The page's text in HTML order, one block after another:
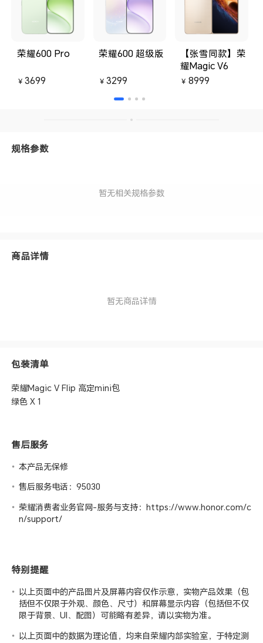
荣耀600 Pro
￥ 3699
荣耀600 超级版
￥ 3299
【张雪同款】荣
耀Magic V6
￥ 8999
规格参数
暂无相关规格参数
商品详情
暂无商品详情
包装清单
荣耀Magic V Flip 高定mini包
绿色 X 1
售后服务
本产品无保修
售后服务电话：95030
荣耀消费者业务官网-服务与支持：https://www.honor.com/c
n/support/
特别提醒
以上页面中的产品图片及屏幕内容仅作示意，实物产品效果（包
括但不仅限于外观、颜色、尺寸）和屏幕显示内容（包括但不仅
限于背景、UI、配图）可能略有差异，请以实物为准。
以上页面中的数据为理论值，均来自荣耀内部实验室，于特定测